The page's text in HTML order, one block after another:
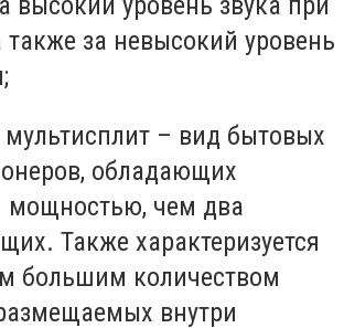
также за невысокий уровень
– вид бытовых
обладающих
мощностью, чем два
Также характеризуется
большим количеством
внутри